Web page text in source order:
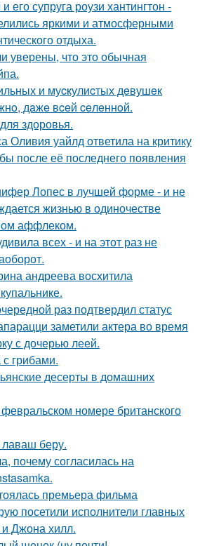
его супруга роузи хантингтон -
яркими и атмосферными
отдыха.
уверены, что это обычная
и муcкулиcтых дeвушeк
дaжe вceй ceлeннoй.
здоровья.
Оливия уайлд ответила на критику
после её последнего появления
Лопес в лучшей форме - и не
жизнью в одиночестве
аффлеком.
всех - и на этот раз не
андреева восхитила
раз подтвердил статус
заметили актера во время
с дочерью леей.
грибами.
десерты в домашних
номере британского
беру.
почему согласилась на
премьера фильма
посетили исполнители главных
Джона хилл.